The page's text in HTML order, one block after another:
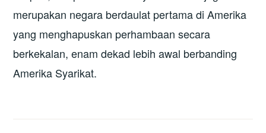
merupakan negara berdaulat pertama di Amerika
yang menghapuskan perhambaan secara
berkekalan, enam dekad lebih awal berbanding
Amerika Syarikat.